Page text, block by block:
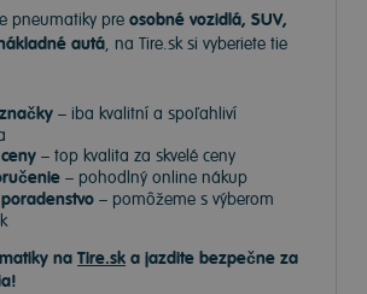
pneumatiky pre osobné vozidlá, SUV,
autá, na Tire.sk si vyberiete tie
– iba kvalitní a spoľahliví
– top kvalita za skvelé ceny
– pohodlný online nákup
– pomôžeme s výberom
na Tire.sk a jazdite bezpečne za